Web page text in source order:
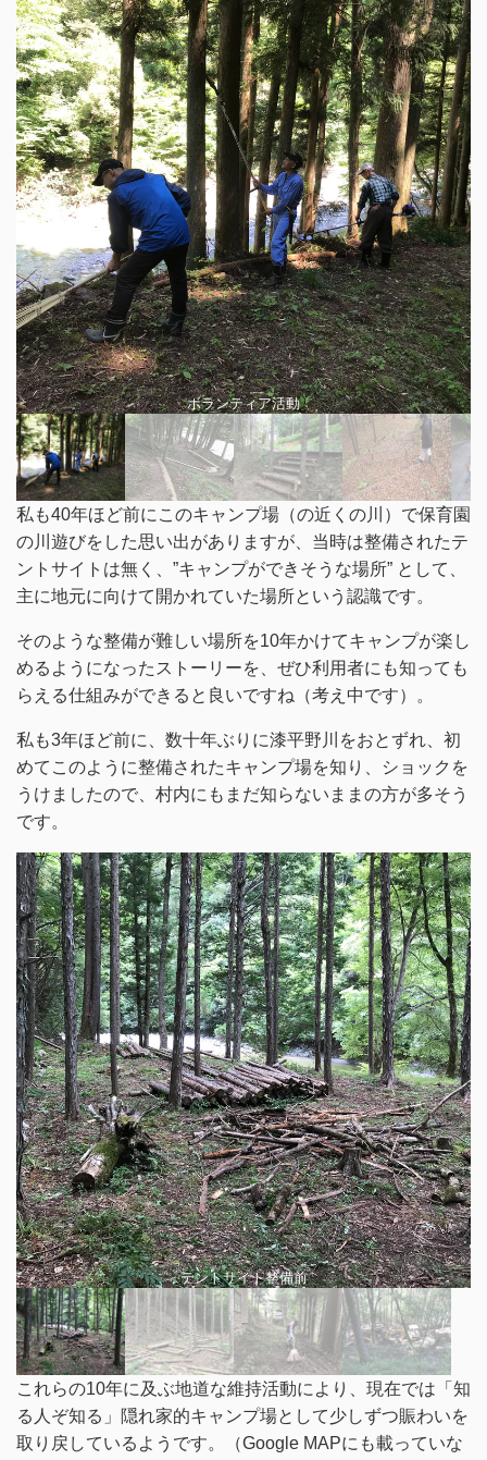
ボランティア活動
私も40年ほど前にこのキャンプ場（の近くの川）で保育園
の川遊びをした思い出がありますが、当時は整備されたテ
ントサイトは無く、”キャンプができそうな場所” として、
主に地元に向けて開かれていた場所という認識です。
そのような整備が難しい場所を10年かけてキャンプが楽し
めるようになったストーリーを、ぜひ利用者にも知っても
らえる仕組みができると良いですね（考え中です）。
私も3年ほど前に、数十年ぶりに漆平野川をおとずれ、初
めてこのように整備されたキャンプ場を知り、ショックを
うけましたので、村内にもまだ知らないままの方が多そう
です。
テントサイト整備前
これらの10年に及ぶ地道な維持活動により、現在では「知
る人ぞ知る」隠れ家的キャンプ場として少しずつ賑わいを
取り戻しているようです。（Google MAPにも載っていな